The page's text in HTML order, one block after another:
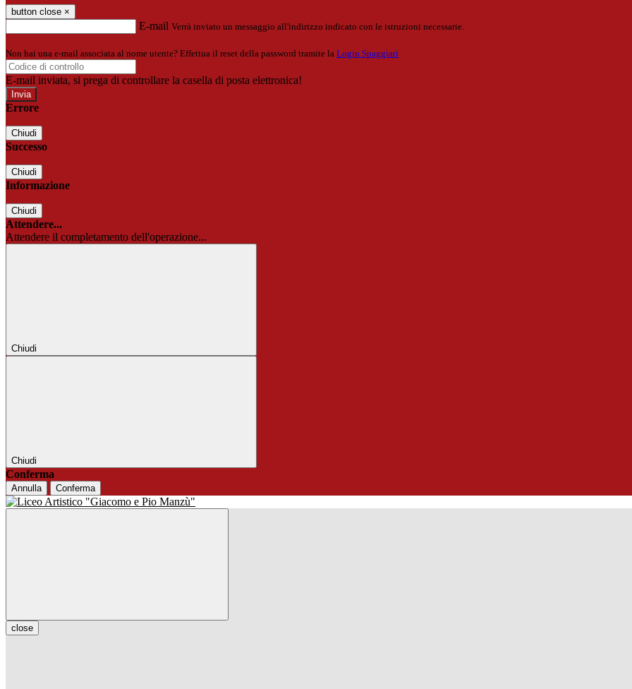
button close ×
E-mail Verrà inviato un messaggio all'indirizzo indicato con le istruzioni necessarie.
Non hai una e-mail associata al nome utente? Effettua il reset della password tramite la Login Spaggiari
E-mail inviata, si prega di controllare la casella di posta elettronica!
Errore
Chiudi
Successo
Chiudi
Informazione
Chiudi
Attendere...
Attendere il completamento dell'operazione...
Chiudi
Chiudi
Conferma
Annulla Conferma
close